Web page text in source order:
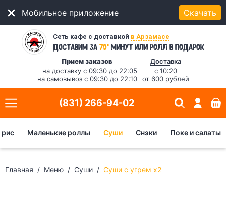
Мобильное приложение Скачать
Сеть кафе с доставкой в Арзамасе
Доставим за70* минутили ролл в подарок
Прием заказов
на доставку с 09:30 до 22:05
на самовывоз с 09:30 до 22:10
Доставка
с 10:20
от 600 рублей
(831) 266-94-02
Маленькие роллы Суши Снэки Поке и салаты
Главная Меню Суши Суши с угрем x2